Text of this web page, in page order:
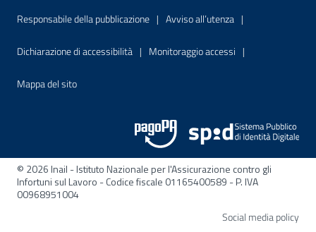
Menu di servizio
Responsabile della pubblicazione Sito interno - Apre in una nuova
Avviso all’utenza Sito interno -
Dichiarazione di accessibilità Sito interno - Apre in una nuova finestra
Monitoraggio accessi Sito interno -
Mappa del sitoSito interno - Apre nella stessa finestra
© 2026 Inail - Istituto Nazionale per l'Assicurazione contro gli
Infortuni sul Lavoro - Codice fiscale 01165400589 - P. IVA
00968951004
Social media policy